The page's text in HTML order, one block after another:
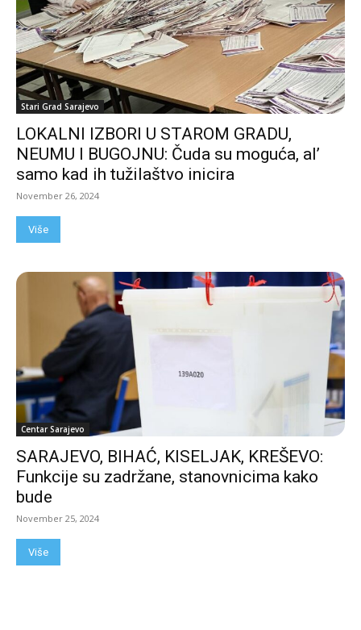
Stari Grad Sarajevo
LOKALNI IZBORI U STAROM GRADU,
NEUMU I BUGOJNU: Čuda su moguća, al’
samo kad ih tužilaštvo inicira
November 26, 2024
Više
Centar Sarajevo
SARAJEVO, BIHAĆ, KISELJAK, KREŠEVO:
Funkcije su zadržane, stanovnicima kako
bude
November 25, 2024
Više